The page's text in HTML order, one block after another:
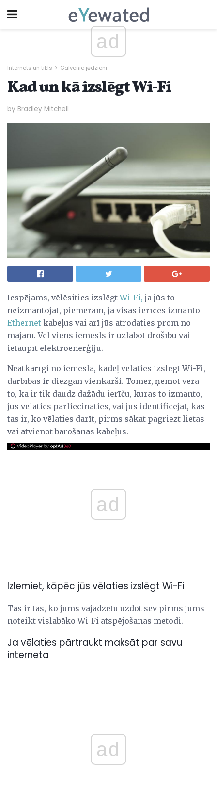
ad
Internets un tīkls Galvenie jēdzieni
Kad un kā izslēgt Wi-Fi
by Bradley Mitchell
Iespējams, vēlēsities izslēgtWi-Fi, ja jūs to
neizmantojat, piemēram, ja visas ierīces izmanto
Ethernet kabeļus vai arī jūs atrodaties prom no
mājām. Vēl viens iemesls ir uzlabot drošību vai
ietaupīt elektroenerģiju.
Neatkarīgi no iemesla, kādēļ vēlaties izslēgt Wi-Fi,
darbības ir diezgan vienkārši. Tomēr, ņemot vērā
to, ka ir tik daudz dažādu ierīču, kuras to izmanto,
jūs vēlaties pārliecināties, vai jūs identificējat, kas
tas ir, ko vēlaties darīt, pirms sākat pagriezt lietas
vai atvienot barošanas kabeļus.
ad
Izlemiet, kāpēc jūs vēlaties izslēgt Wi-Fi
Tas ir tas, ko jums vajadzētu uzdot sev pirms jums
noteikt vislabāko Wi-Fi atspējošanas metodi.
Ja vēlaties pārtraukt maksāt par savu
interneta
ad